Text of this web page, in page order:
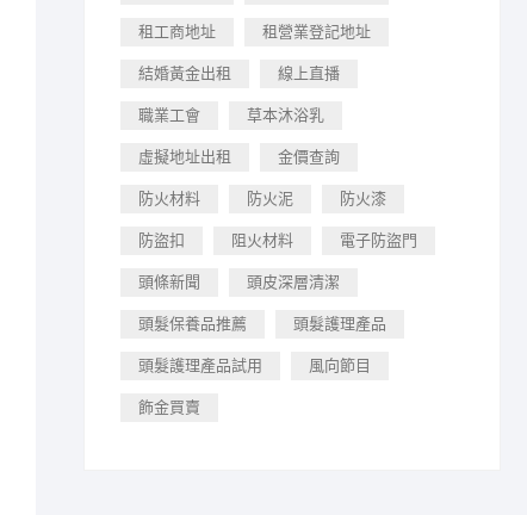
租工商地址 租營業登記地址
結婚黃金出租 線上直播
職業工會 草本沐浴乳
虛擬地址出租 金價查詢
防火材料 防火泥 防火漆
防盜扣 阻火材料 電子防盜門
頭條新聞 頭皮深層清潔
頭髮保養品推薦 頭髮護理產品
頭髮護理產品試用 風向節目
飾金買賣